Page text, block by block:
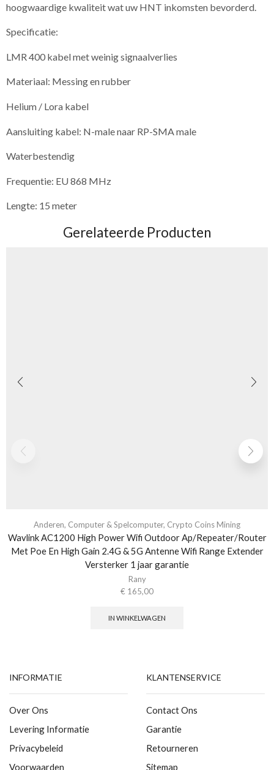
hoogwaardige kwaliteit wat uw HNT inkomsten bevorderd.
Specificatie:
LMR 400 kabel met weinig signaalverlies
Materiaal: Messing en rubber
Helium / Lora kabel
Aansluiting kabel: N-male naar RP-SMA male
Waterbestendig
Frequentie: EU 868 MHz
Lengte: 15 meter
Gerelateerde Producten
Anderen, Computer & Spelcomputer, Crypto Coins Mining
Wavlink AC1200 High Power Wifi Outdoor Ap/Repeater/Router
Met Poe En High Gain 2.4G & 5G Antenne Wifi Range Extender
Versterker 1 jaar garantie
Rany
€ 165,00
IN WINKELWAGEN
INFORMATIE
Over Ons
Levering Informatie
Privacybeleid
Voorwaarden
KLANTENSERVICE
Contact Ons
Garantie
Retourneren
Sitemap